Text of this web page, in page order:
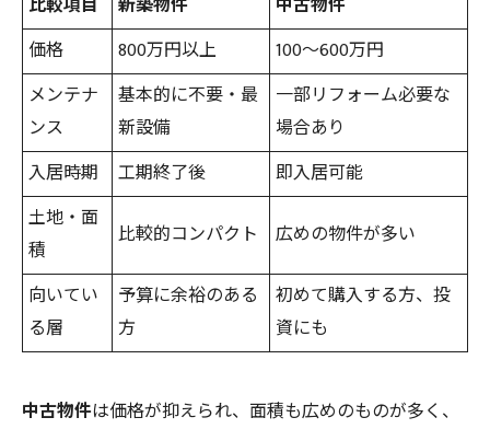
比較項目 新築物件
中古物件
価格
800万円以上
100〜600万円
メンテナ
ンス
基本的に不要・最
新設備
一部リフォーム必要な
場合あり
入居時期
工期終了後
即入居可能
土地・面
積
比較的コンパクト 広めの物件が多い
向いてい
る層
予算に余裕のある
方
初めて購入する方、投
資にも
中古物件は価格が抑えられ、面積も広めのものが多く、